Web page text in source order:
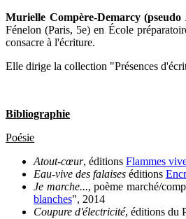
Murielle Compère-Demarcy (pseudo
Fénelon (Paris, 5e) en École
consacre à l'écriture.
Elle dirige la collection "Présences
Bibliographie
Poésie
Atout-cœur, éditions Flammes
Eau-vive des falaises éditions
Je marche..., poème marché/
blanches", 2014
Coupure d'électricité, éditions du